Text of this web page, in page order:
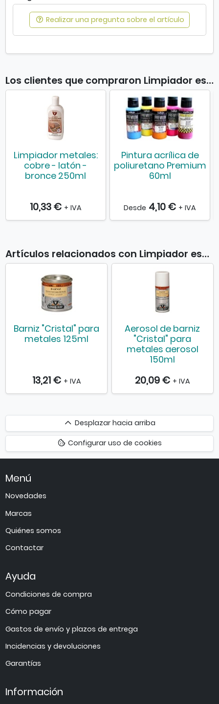
Realizar una pregunta sobre el artículo
Los clientes que compraron Limpiador especial plata 250ml también compraron
Limpiador metales:
cobre - latón -
bronce 250ml
10,33 € + IVA
Pintura acrílica de
poliuretano Premium
60ml
Desde 4,10 € + IVA
Artículos relacionados con Limpiador especial plata 250ml
Barniz "Cristal" para
metales 125ml
13,21 € + IVA
Aerosol de barniz
"Cristal" para
metales aerosol
150ml
20,09 € + IVA
Desplazar
hacia
arriba
Desplazar hacia arriba
Configurar uso de cookies
Menú
Novedades
Marcas
Quiénes somos
Contactar
Ayuda
Condiciones de compra
Cómo pagar
Gastos de envío y plazos de entrega
Incidencias y devoluciones
Garantías
Información